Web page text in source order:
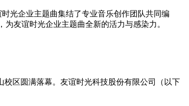
光企业主题曲集结了专业音乐创作团队共同编
友谊时光企业主题曲全新的活力与感染力。
校区圆满落幕。友谊时光科技股份有限公司（以下